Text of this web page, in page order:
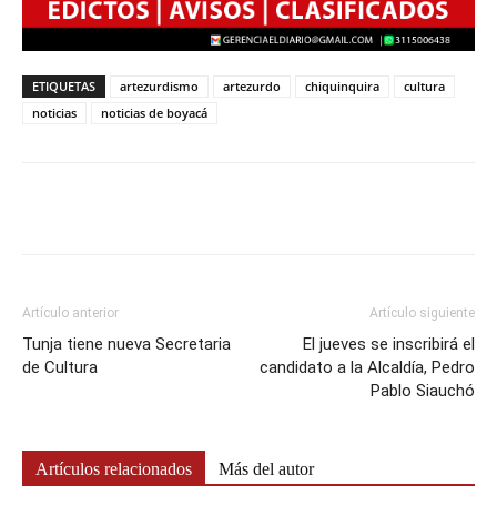
ETIQUETAS artezurdismo artezurdo chiquinquira
cultura
noticias
noticias de boyacá
Artículo anterior
Tunja tiene nueva Secretaria
de Cultura
Artículo siguiente
El jueves se inscribirá el
candidato a la Alcaldía, Pedro
Pablo Siauchó
Artículos relacionados Más del autor